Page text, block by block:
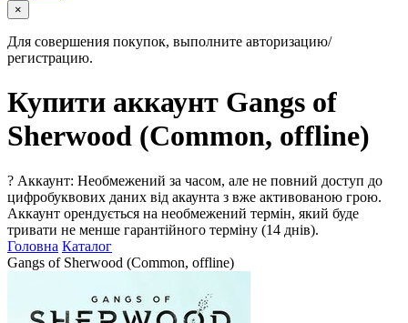
×
Для совершения покупок, выполните авторизацию/
регистрацию.
Купити аккаунт Gangs of
Sherwood (Common, offline)
? Аккаунт: Необмежений за часом, але не повний доступ до
цифробуквових даних від акаунта з вже активованою грою.
Аккаунт орендується на необмежений термін, який буде
тривати не менше гарантійного терміну (14 днів).
Головна Каталог
Gangs of Sherwood (Common, offline)